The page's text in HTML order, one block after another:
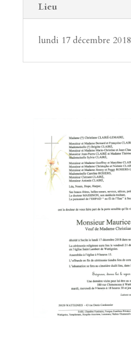
Lieu
lundi 17 décembre 2018